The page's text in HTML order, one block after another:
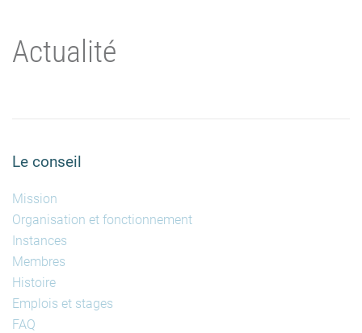
Actualité
Le conseil
Mission
Organisation et fonctionnement
Instances
Membres
Histoire
Emplois et stages
FAQ